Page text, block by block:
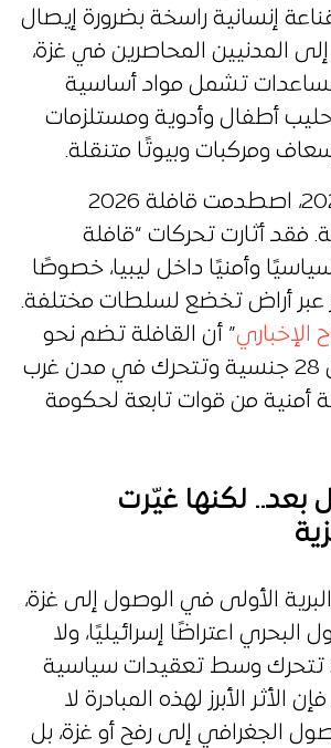
إنسانية راسخة بضرورة إيصال
المدنيين المحاصرين في غزة،
تشمل مواد أساسية
أطفال وأدوية ومستلزمات
ومركبات وبيوتًا متنقلة.
كما حدث في 2025، اصطدمت قافلة 2026
فقد أثارت تحركات “قافلة
جدلًا سياسيًا وأمنيًا داخل ليبيا، خصوصًا
عبر أراض تخضع لسلطات مختلفة.
الإخباري” أن القافلة تضم نحو
300 متضامن من 28 جنسية وتتحرك في مدن غرب
أمنية من قوات تابعة لحكومة
بعد.. لكنها غيّرت
الأولى في الوصول إلى غزة،
اعتراضًا إسرائيليًا، ولا
تزال قافلة 2026 تتحرك وسط تعقيدات سياسية
الأثر الأبرز لهذه المبادرة لا
الجغرافي إلى رفح أو غزة، بل